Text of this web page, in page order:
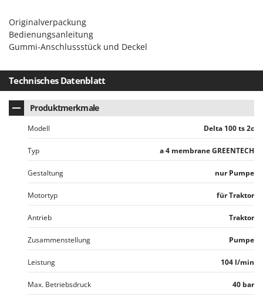
MOVA
Mowox
N
New O.M.R.A.
Nilfisk
Ninja
Novatec
Novital
NuAir
NuovaFac
Officine Savioli
Oliviero
Olix
OMA
Originalverpackung
Bedienungsanleitung
Gummi-Anschlussstück und Deckel
Technisches Datenblatt
Produktmerkmale
Modell Delta 100 ts 2c
Typ a 4 membrane GREENTECH
Gestaltung nur Pumpe
Motortyp für Traktor
Antrieb Traktor
Zusammenstellung Pumpe
Leistung 104 l/min
Max. Betriebsdruck 40 bar